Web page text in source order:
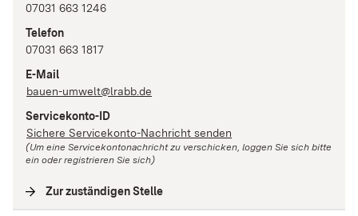
07031 663 1246
Telefon
07031 663 1817
E-Mail
bauen-umwelt@lrabb.de
Servicekonto-ID
Sichere Servicekonto-Nachricht senden
(Um eine Servicekontonachricht zu verschicken, loggen Sie sich bitte
ein oder registrieren Sie sich)
Zur zuständigen Stelle